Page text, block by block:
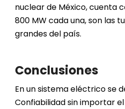
nuclear de México, cuenta
800 MW cada una, son las
grandes del país.
Conclusiones
En un sistema eléctrico se
Confiabilidad sin importar